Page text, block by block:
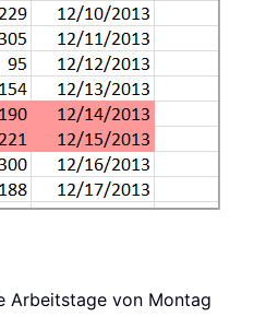
Arbeitstage von Montag